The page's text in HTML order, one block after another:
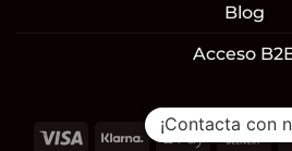
Blog
Acceso
Visa Klarna Apple
¡Contacta con